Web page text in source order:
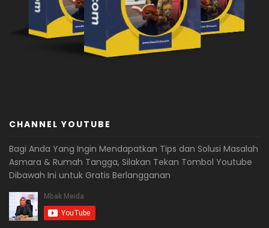
CHANNEL YOUTUBE
Bagi Anda Yang Ingin Mendapatkan Tips dan Solusi Masalah
Asmara & Rumah Tangga, Silakan Tekan Tombol Youtube
Dibawah Ini untuk Gratis Berlangganan